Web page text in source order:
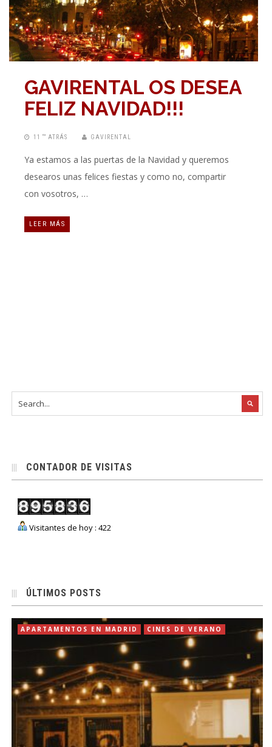
GAVIRENTAL OS DESEA
FELIZ NAVIDAD!!!
11 “” ATRÁS GAVIRENTAL
Ya estamos a las puertas de la Navidad y queremos
desearos unas felices fiestas y como no, compartir
con vosotros, …
LEER MÁS
CONTADOR DE VISITAS
Visitantes de hoy : 422
ÚLTIMOS POSTS
APARTAMENTOS EN MADRID CINES DE VERANO